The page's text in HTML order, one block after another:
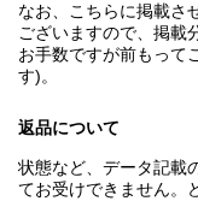
なお、こちらに掲載さ
ございますので、掲載
お手数ですが前もって
す)。
返品について
状態など、データ記載
てお受けできません。